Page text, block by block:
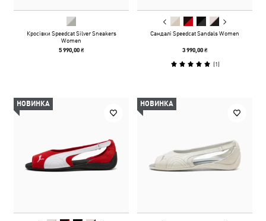
Кросівки Speedcat Silver Sneakers
Women
5 990,00 ₴
Сандалі Speedcat Sandals Women
3 990,00 ₴
(1)
НОВИНКА НОВИНКА